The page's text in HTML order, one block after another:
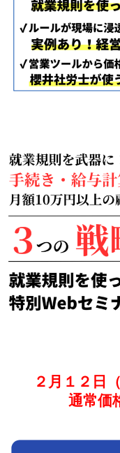
２月１２日
通常価